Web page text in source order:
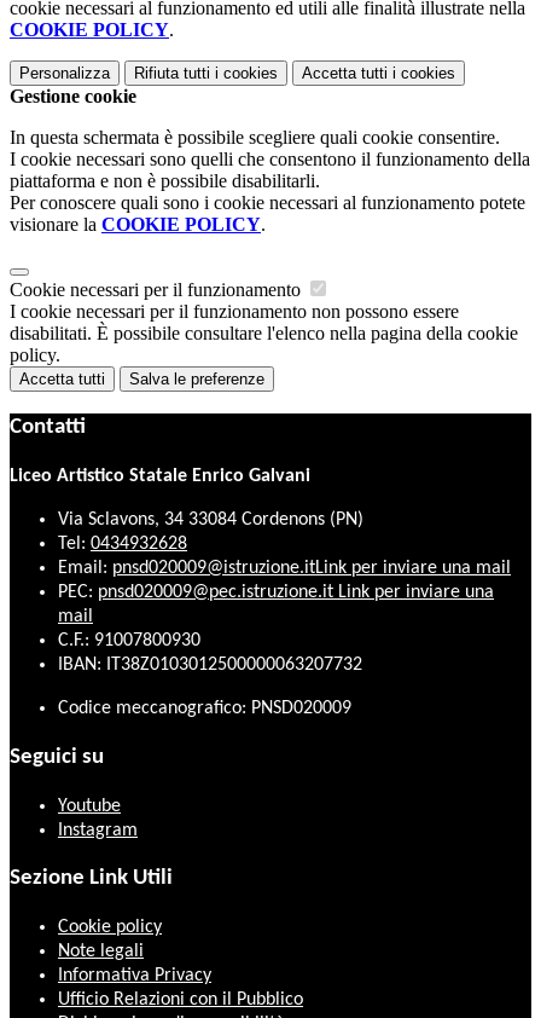
cookie necessari al funzionamento ed utili alle finalità illustrate nella
COOKIE POLICY.
Personalizza Rifiuta tutti i cookies Accetta tutti i cookies
Gestione cookie
In questa schermata è possibile scegliere quali cookie consentire.
I cookie necessari sono quelli che consentono il funzionamento della
piattaforma e non è possibile disabilitarli.
Per conoscere quali sono i cookie necessari al funzionamento potete
visionare la COOKIE POLICY.
Cookie necessari per il funzionamento
I cookie necessari per il funzionamento non possono essere
disabilitati. È possibile consultare l'elenco nella pagina della cookie
policy.
Accetta tutti Salva le preferenze
Contatti
Liceo Artistico Statale Enrico Galvani
Via Sclavons, 34 33084 Cordenons (PN)
Tel: 0434932628
Email: pnsd020009@istruzione.itLink per inviare una mail
PEC: pnsd020009@pec.istruzione.it Link per inviare una
mail
C.F.: 91007800930
IBAN: IT38Z0103012500000063207732
Codice meccanografico: PNSD020009
Seguici su
Youtube
Instagram
Sezione Link Utili
Cookie policy
Note legali
Informativa Privacy
Ufficio Relazioni con il Pubblico